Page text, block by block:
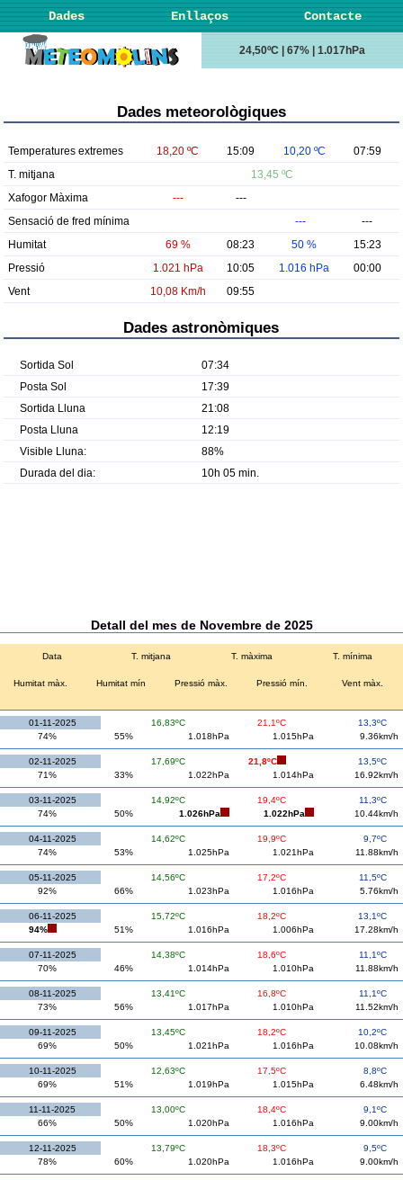
Dades Enllaços Contacte
24,50ºC | 67% | 1.017hPa
Dades meteorològiques
Temperatures extremes 18,20 ºC 15:09 10,20 ºC
07:59
T. mitjana
13,45 ºC
Xafogor Màxima
---
---
Sensació de fred mínima
---
---
Humitat
69 % 08:23 50 %
15:23
Pressió
1.021 hPa 10:05 1.016 hPa
00:00
Vent
10,08 Km/h 09:55
Dades astronòmiques
Sortida Sol
07:34
Posta Sol
17:39
Sortida Lluna
21:08
Posta Lluna
12:19
Visible Lluna:
88%
Durada del dia:
10h 05 min.
Detall del mes de Novembre de 2025
Data T. mitjana T. màxima T. mínima
Humitat màx. Humitat mín Pressió màx. Pressió mín. Vent màx.
01-11-2025 16,83ºC 21,1ºC
13,3ºC
74%
55% 1.018hPa 1.015hPa 9.36km/h
02-11-2025 17,69ºC 21,8ºC
13,5ºC
71%
33% 1.022hPa 1.014hPa 16.92km/h
03-11-2025 14,92ºC 19,4ºC
11,3ºC
74%
50% 1.026hPa 1.022hPa 10.44km/h
04-11-2025 14,62ºC 19,9ºC
9,7ºC
74%
53% 1.025hPa 1.021hPa 11.88km/h
05-11-2025 14,56ºC 17,2ºC
11,5ºC
92%
66% 1.023hPa 1.016hPa 5.76km/h
06-11-2025 15,72ºC 18,2ºC
13,1ºC
94%
51% 1.016hPa 1.006hPa 17.28km/h
07-11-2025 14,38ºC 18,6ºC
11,1ºC
70%
46% 1.014hPa 1.010hPa 11.88km/h
08-11-2025 13,41ºC 16,8ºC
11,1ºC
73%
56% 1.017hPa 1.010hPa 11.52km/h
09-11-2025 13,45ºC 18,2ºC
10,2ºC
69%
50% 1.021hPa 1.016hPa 10.08km/h
10-11-2025 12,63ºC 17,5ºC
8,8ºC
69%
51% 1.019hPa 1.015hPa 6.48km/h
11-11-2025 13,00ºC 18,4ºC
9,1ºC
66%
50% 1.020hPa 1.016hPa 9.00km/h
12-11-2025 13,79ºC 18,3ºC
9,5ºC
78%
60% 1.020hPa 1.016hPa 9.00km/h